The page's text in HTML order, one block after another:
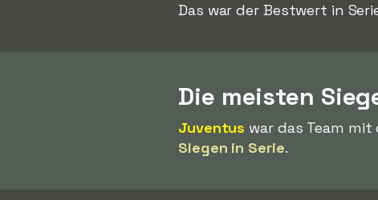
Das war der Bestwert in
Die meisten
Juventus war das Team
Siegen in Serie.